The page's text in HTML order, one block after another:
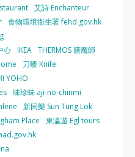
艾詩 Enchanteur
食物環境衛生署 fehd.gov.hk
心 IKEA THERMOS 膳魔師
刀嘜 Knife
YOHO
味珍味 aji-no-chinmi
新同樂 Sun Tung Lok
Place
東瀛遊 Egl tours